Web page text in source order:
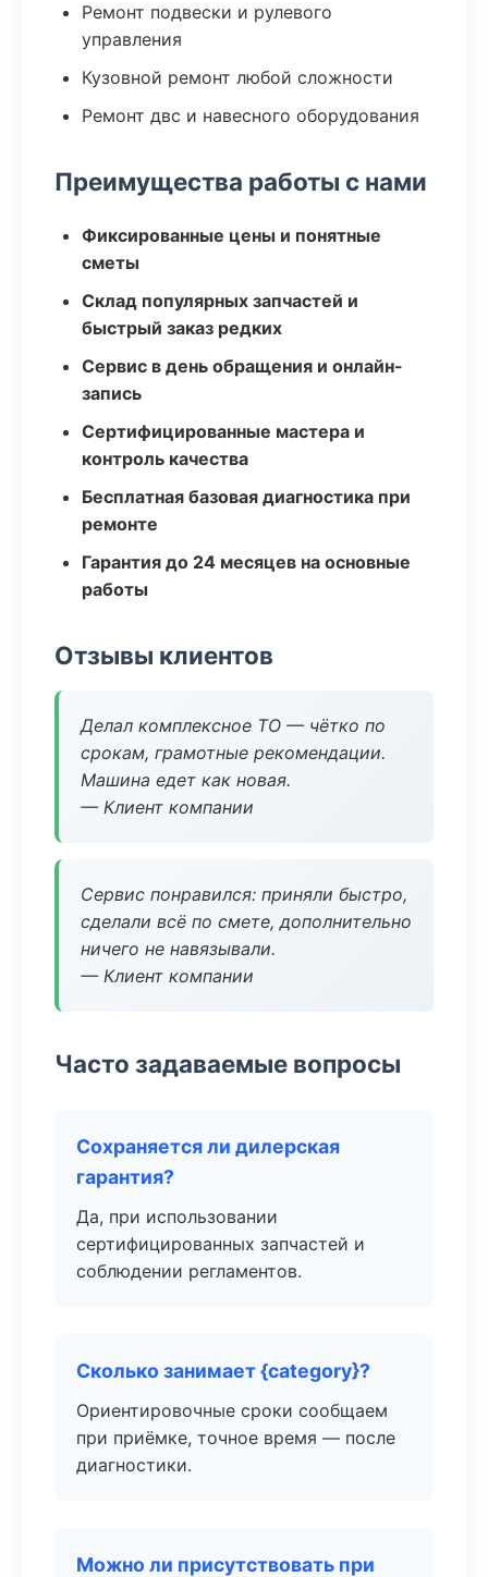
Ремонт подвески и рулевого
управления
Кузовной ремонт любой сложности
Ремонт двс и навесного оборудования
Преимущества работы с нами
Фиксированные цены и понятные
сметы
Склад популярных запчастей и
быстрый заказ редких
Сервис в день обращения и онлайн-
запись
Сертифицированные мастера и
контроль качества
Бесплатная базовая диагностика при
ремонте
Гарантия до 24 месяцев на основные
работы
Отзывы клиентов
Делал комплексное ТО — чётко по
срокам, грамотные рекомендации.
Машина едет как новая.
— Клиент компании
Сервис понравился: приняли быстро,
сделали всё по смете, дополнительно
ничего не навязывали.
— Клиент компании
Часто задаваемые вопросы
Сохраняется ли дилерская
гарантия?
Да, при использовании
сертифицированных запчастей и
соблюдении регламентов.
Сколько занимает {category}?
Ориентировочные сроки сообщаем
при приёмке, точное время — после
диагностики.
Можно ли присутствовать при